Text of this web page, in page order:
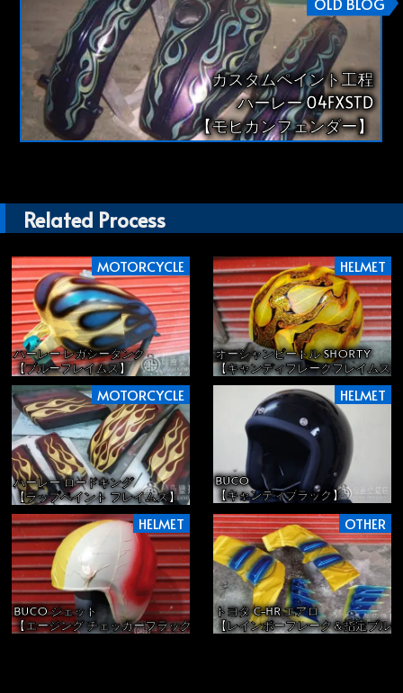
カスタムペイント工程
ハーレー 04FXSTD
【モヒカンフェンダー】
Related Process
MOTORCYCLE
ハーレー レガシータンク
【ブルーフレイムス】
HELMET
オーシャンビートル SHORTY
【キャンディフレークフレイムス】
MOTORCYCLE
ハーレー ロードキング
【ラップペイント フレイムス】
HELMET
BUCO
【キャンディブラック】
HELMET
BUCO ジェット
【エージング チェッカーフラッグ】
OTHER
トヨタ C-HR エアロ
【レインボーフレーク＆指定ブル